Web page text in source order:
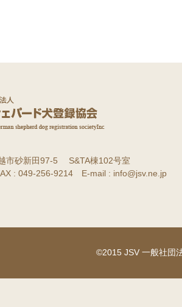
市砂新田97-5 S&TA棟102号室
: 049-256-9214 E-mail : info@jsv.ne.jp
©2015 JSV 一般社団